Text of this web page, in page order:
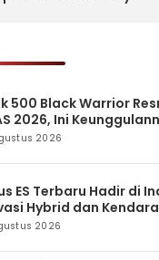
500 Black Warrior
2026, Ini
2026
ES Terbaru Hadir di
Hybrid dan
2026